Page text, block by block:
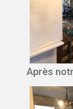
Après